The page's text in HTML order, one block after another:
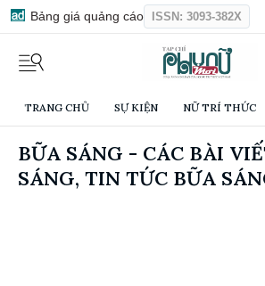
Bảng giá quảng cáo ISSN: 3093-382X
TRANG CHỦ SỰ KIỆN NỮ TRÍ THỨC
BỮA SÁNG - CÁC BÀI
SÁNG, TIN TỨC BỮA